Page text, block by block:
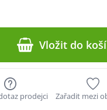
Vložit do
prodejci Zařadit mezi